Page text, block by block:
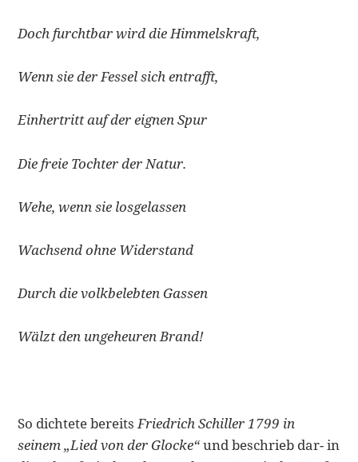
Doch furchtbar wird die Himmelskraft,
Wenn sie der Fessel sich entrafft,
Einhertritt auf der eignen Spur
Die freie Tochter der Natur.
Wehe, wenn sie losgelassen
Wachsend ohne Widerstand
Durch die volkbelebten Gassen
Wälzt den ungeheuren Brand!
So dichtete bereitsFriedrich Schiller 1799 in
seinem „Lied von der Glocke“und beschrieb dar- in